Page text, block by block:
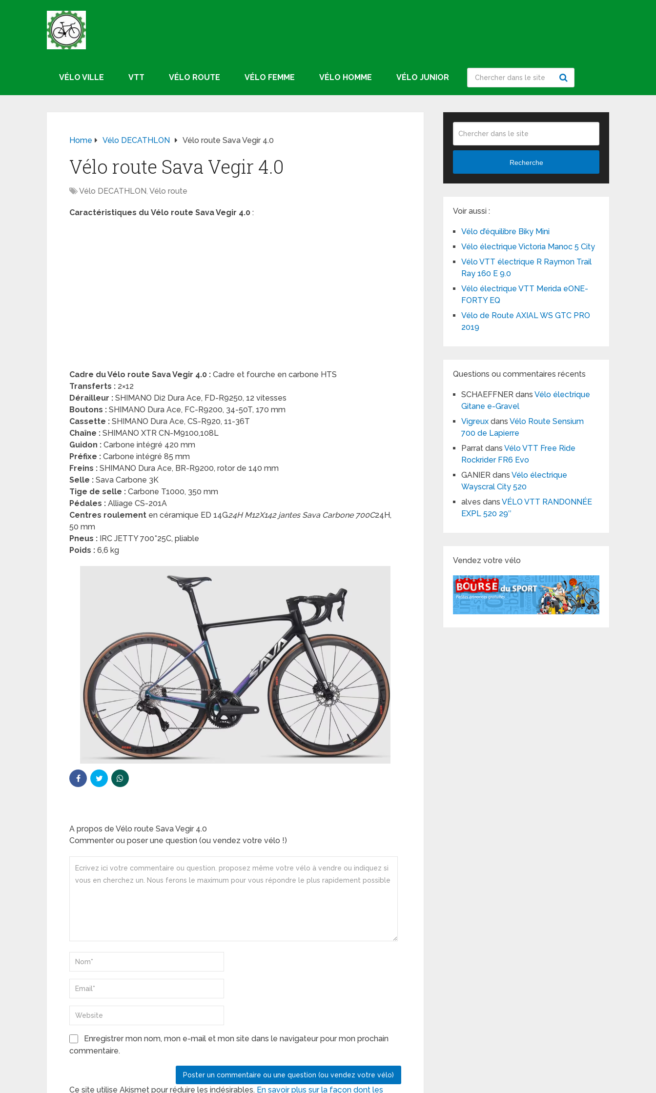
VÉLO VILLE VTT VÉLO ROUTE VÉLO FEMME VÉLO HOMME VÉLO JUNIOR
Home Vélo DECATHLON Vélo route Sava Vegir 4.0
Vélo route Sava Vegir 4.0
Vélo DECATHLON, Vélo route
Caractéristiques du Vélo route Sava Vegir 4.0 :
Cadre du Vélo route Sava Vegir 4.0 : Cadre et fourche en carbone HTS
Transferts : 2×12
Dérailleur : SHIMANO Di2 Dura Ace, FD-R9250, 12 vitesses
Boutons : SHIMANO Dura Ace, FC-R9200, 34-50T, 170 mm
Cassette : SHIMANO Dura Ace, CS-R920, 11-36T
Chaîne : SHIMANO XTR CN-M9100,108L
Guidon : Carbone intégré 420 mm
Préfixe : Carbone intégré 85 mm
Freins : SHIMANO Dura Ace, BR-R9200, rotor de 140 mm
Selle : Sava Carbone 3K
Tige de selle : Carbone T1000, 350 mm
Pédales : Alliage CS-201A
Centres roulement en céramique ED 14G24H M12X142 jantes Sava Carbone 700C24H,
50 mm
Pneus : IRC JETTY 700*25C, pliable
Poids : 6,6 kg
A propos de Vélo route Sava Vegir 4.0
Commenter ou poser une question (ou vendez votre vélo !)
Enregistrer mon nom, mon e-mail et mon site dans le navigateur pour mon prochain
commentaire.
Ce site utilise Akismet pour réduire les indésirables. En savoir plus sur la façon dont les
Recherche
Voir aussi :
Vélo d’équilibre Biky Mini
Vélo électrique Victoria Manoc 5 City
Vélo VTT électrique R Raymon Trail
Ray 160 E 9.0
Vélo électrique VTT Merida eONE-
FORTY EQ
Vélo de Route AXIAL WS GTC PRO
2019
Questions ou commentaires récents
SCHAEFFNER dansVélo électrique
Gitane e-Gravel
Vigreux dansVélo Route Sensium
700 de Lapierre
Parrat dansVélo VTT Free Ride
Rockrider FR6 Evo
GANIER dansVélo électrique
Wayscral City 520
alves dansVÉLO VTT RANDONNÉE
EXPL 520 29″
Vendez votre vélo